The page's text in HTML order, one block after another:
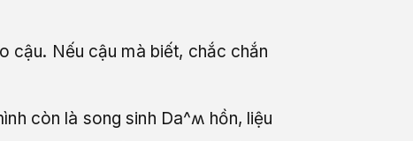
cậu. Nếu cậu mà biết, chắc chắn
còn là song sinh Da^ʍ hồn, liệu